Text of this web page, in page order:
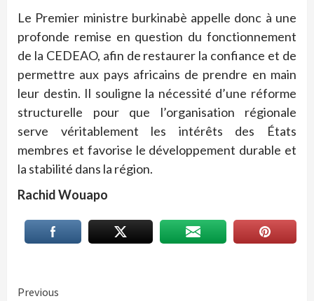
Le Premier ministre burkinabè appelle donc à une
profonde remise en question du fonctionnement
de la CEDEAO, afin de restaurer la confiance et de
permettre aux pays africains de prendre en main
leur destin. Il souligne la nécessité d’une réforme
structurelle pour que l’organisation régionale
serve véritablement les intérêts des États
membres et favorise le développement durable et
la stabilité dans la région.
Rachid Wouapo
Previous